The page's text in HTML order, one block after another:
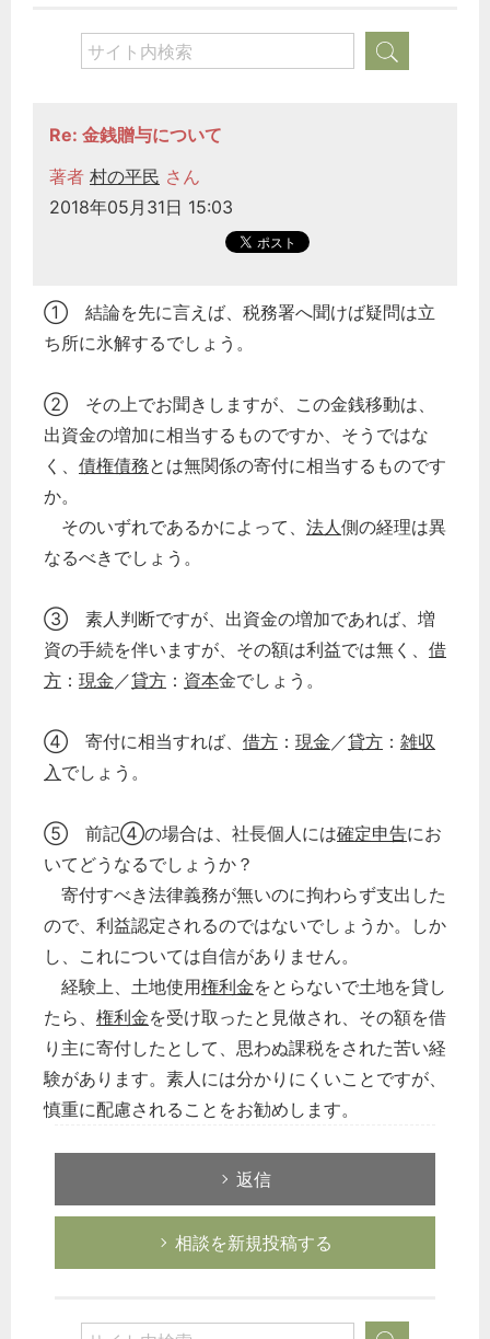
Re: 金銭贈与について
著者 村の平民 さん
2018年05月31日 15:03
① 結論を先に言えば、税務署へ聞けば疑問は立
ち所に氷解するでしょう。
② その上でお聞きしますが、この金銭移動は、
出資金の増加に相当するものですか、そうではな
く、 債権債務とは無関係の寄付に相当するものです
か。
そのいずれであるかによって、 法人側の経理は異
なるべきでしょう。
③ 素人判断ですが、出資金の増加であれば、増
資の手続を伴いますが、その額は利益では無く、 借
方 ： 現金 ／貸方 ： 資本金でしょう。
④ 寄付に相当すれば、 借方 ： 現金 ／貸方 ： 雑収
入でしょう。
⑤ 前記④の場合は、社長個人には確定申告にお
いてどうなるでしょうか？
寄付すべき法律義務が無いのに拘わらず支出した
ので、利益認定されるのではないでしょうか。しか
し、これについては自信がありません。
経験上、土地使用権利金をとらないで土地を貸し
たら、 権利金を受け取ったと見做され、その額を借
り主に寄付したとして、思わぬ課税をされた苦い経
験があります。素人には分かりにくいことですが、
慎重に配慮されることをお勧めします。
返信
相談を新規投稿する